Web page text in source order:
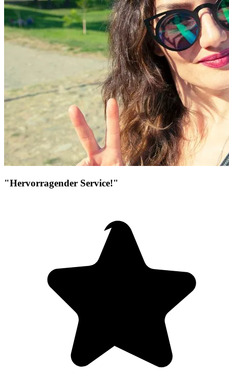
"Hervorragender Service!"